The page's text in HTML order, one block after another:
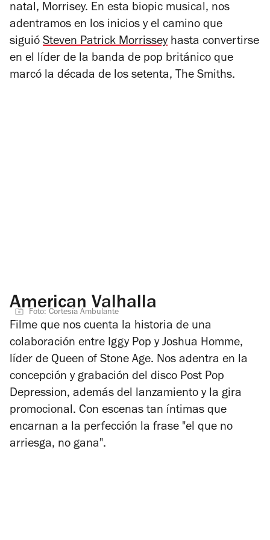
natal, Morrisey. En esta biopic musical, nos
adentramos en los inicios y el camino que
siguió Steven Patrick Morrisseyhasta convertirse
en el líder de la banda de pop británico que
marcó la década de los setenta, The Smiths.
American Valhalla
Foto: Cortesía Ambulante
Filme que nos cuenta la historia de una
colaboración entre Iggy Pop y Joshua Homme,
líder de Queen of Stone Age. Nos adentra en la
concepción y grabación del disco Post Pop
Depression, además del lanzamiento y la gira
promocional. Con escenas tan íntimas que
encarnan a la perfección la frase "el que no
arriesga, no gana".